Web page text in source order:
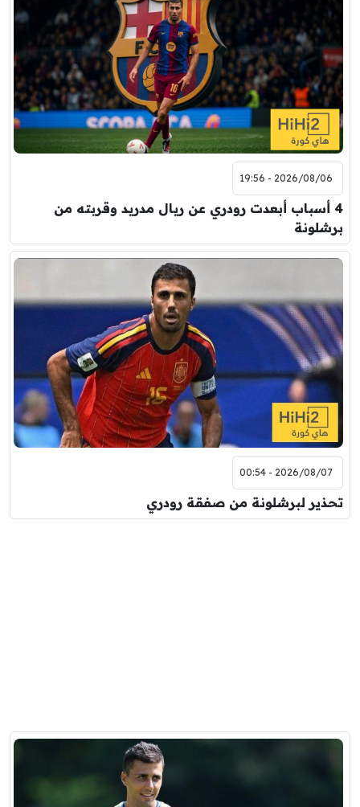
2026/08/06 - 19:56
4 أسباب أبعدت رودري عن ريال مدريد وقربته من
برشلونة
2026/08/07 - 00:54
تحذير لبرشلونة من صفقة رودري